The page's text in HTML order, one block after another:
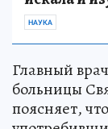
НАУКА
Главный
больницы
поясняет,